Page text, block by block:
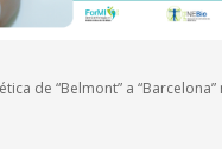
de “Belmont” a